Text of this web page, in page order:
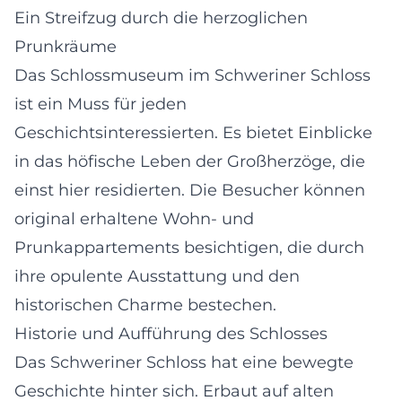
Ein Streifzug durch die herzoglichen
Prunkräume
Das Schlossmuseum im Schweriner Schloss
ist ein Muss für jeden
Geschichtsinteressierten. Es bietet Einblicke
in das höfische Leben der Großherzöge, die
einst hier residierten. Die Besucher können
original erhaltene Wohn- und
Prunkappartements besichtigen, die durch
ihre opulente Ausstattung und den
historischen Charme bestechen.
Historie und Aufführung des Schlosses
Das Schweriner Schloss hat eine bewegte
Geschichte hinter sich. Erbaut auf alten